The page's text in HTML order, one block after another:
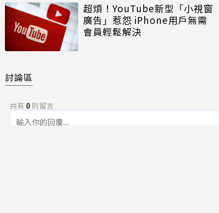
超煩！YouTube新型「小視窗
廣告」惹怨 iPhone用戶無需
會員輕鬆解決
討論區
共有 0則留言